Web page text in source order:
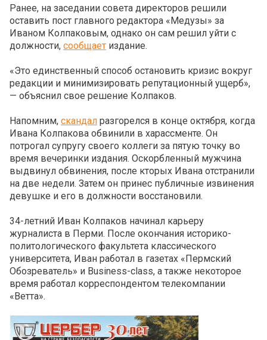
Ранее, на заседании совета директоров решили
оставить пост главного редактора «Медузы» за
Иваном Колпаковым, однако он сам решил уйти с
должности, сообщает издание.
«Это единственный способ остановить кризис вокруг
редакции и минимизировать репутационный ущерб»,
— объяснил свое решение Колпаков.
Напомним, скандал разгорелся в конце октября, когда
Ивана Колпакова обвинили в харассменте. Он
потрогал супругу своего коллеги за пятую точку во
время вечеринки издания. Оскорбленный мужчина
выдвинул обвинения, после кторых Ивана отстранили
на две недели. Затем он принес публичные извинения
девушке и его в должности восстановили.
34-летний Иван Колпаков начинал карьеру
журналиста в Перми. После окончания историко-
политологического факультета классического
университета, Иван работал в газетах «Пермский
Обозреватель» и Business-class, а также некоторое
время работал корреспондентом телекомпании
«Ветта».